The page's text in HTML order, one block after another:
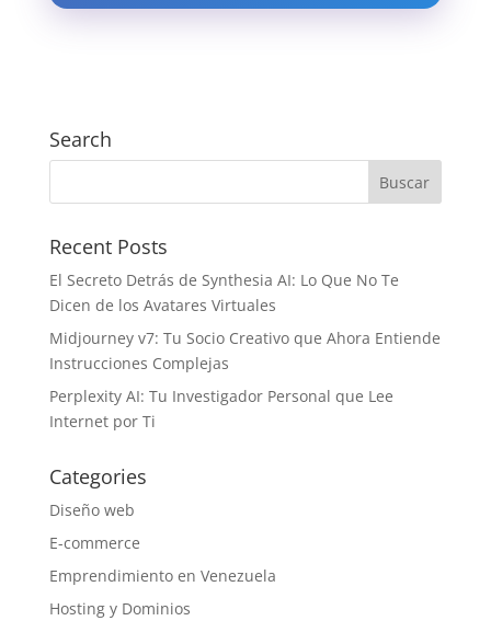
Search
Recent Posts
El Secreto Detrás de Synthesia AI: Lo Que No Te
Dicen de los Avatares Virtuales
Midjourney v7: Tu Socio Creativo que Ahora Entiende
Instrucciones Complejas
Perplexity AI: Tu Investigador Personal que Lee
Internet por Ti
Categories
Diseño web
E-commerce
Emprendimiento en Venezuela
Hosting y Dominios